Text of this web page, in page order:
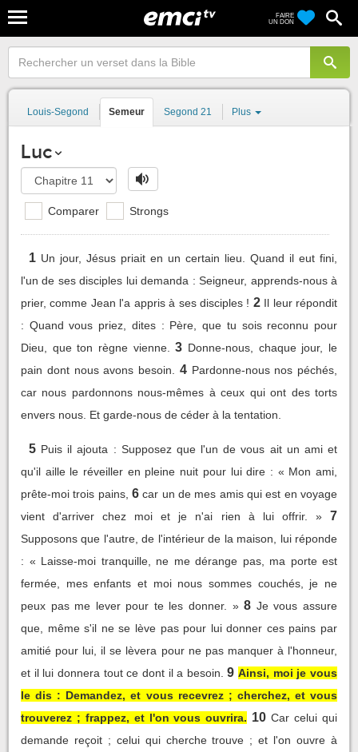
FAIRE
UN DON
Louis-Segond Semeur Segond 21 Plus
Luc
Comparer Strongs
1 Un jour, Jésus priait en un certain lieu. Quand il eut fini,
l'un de ses disciples lui demanda : Seigneur, apprends-nous à
prier, comme Jean l'a appris à ses disciples ! 2 Il leur répondit
: Quand vous priez, dites : Père, que tu sois reconnu pour
Dieu, que ton règne vienne.
3 Donne-nous, chaque jour, le
pain dont nous avons besoin.
4 Pardonne-nous nos péchés,
car nous pardonnons nous-mêmes à ceux qui ont des torts
envers nous. Et garde-nous de céder à la tentation.
5 Puis il ajouta : Supposez que l'un de vous ait un ami et
qu'il aille le réveiller en pleine nuit pour lui dire : « Mon ami,
prête-moi trois pains, 6 car un de mes amis qui est en voyage
vient d'arriver chez moi et je n'ai rien à lui offrir. »
7
Supposons que l'autre, de l'intérieur de la maison, lui réponde
: « Laisse-moi tranquille, ne me dérange pas, ma porte est
fermée, mes enfants et moi nous sommes couchés, je ne
peux pas me lever pour te les donner. » 8 Je vous assure
que, même s'il ne se lève pas pour lui donner ces pains par
amitié pour lui, il se lèvera pour ne pas manquer à l'honneur,
et il lui donnera tout ce dont il a besoin. 9 Ainsi, moi je vous
le dis : Demandez, et vous recevrez ; cherchez, et vous
trouverez ; frappez, et l'on vous ouvrira. 10 Car celui qui
demande reçoit ; celui qui cherche trouve ; et l'on ouvre à